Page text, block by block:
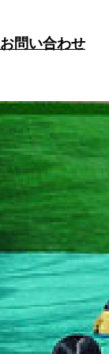
お問い合わせ